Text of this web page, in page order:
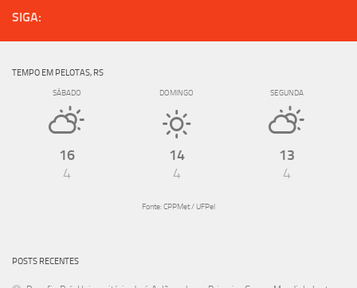
SIGA:
TEMPO EM PELOTAS, RS
SÁBADO
16
4
DOMINGO
14
4
SEGUNDA
13
4
Fonte: CPPMet / UFPel
POSTS RECENTES